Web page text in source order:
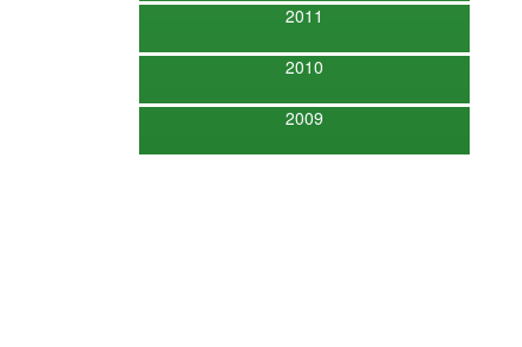
2011
2010
2009